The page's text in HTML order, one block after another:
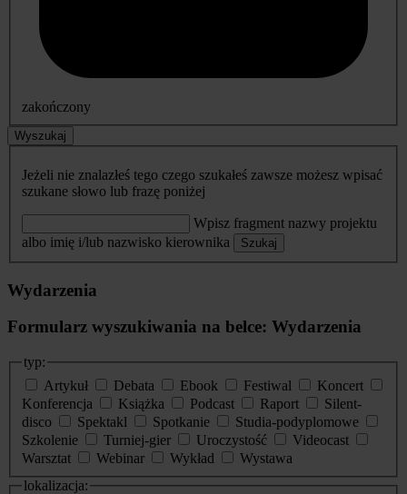
zakończony
Wyszukaj
Jeżeli nie znalazłeś tego czego szukałeś zawsze możesz wpisać
szukane słowo lub frazę poniżej
Wpisz fragment nazwy projektu
albo imię i/lub nazwisko kierownika
Szukaj
Wydarzenia
Formularz wyszukiwania na belce: Wydarzenia
typ:
Artykuł
Debata Ebook Festiwal
Koncert
Konferencja
Książka Podcast Raport
Silent-
disco
Spektakl Spotkanie
Studia-podyplomowe
Szkolenie
Turniej-gier Uroczystość
Videocast
Warsztat
Webinar Wykład
Wystawa
lokalizacja: